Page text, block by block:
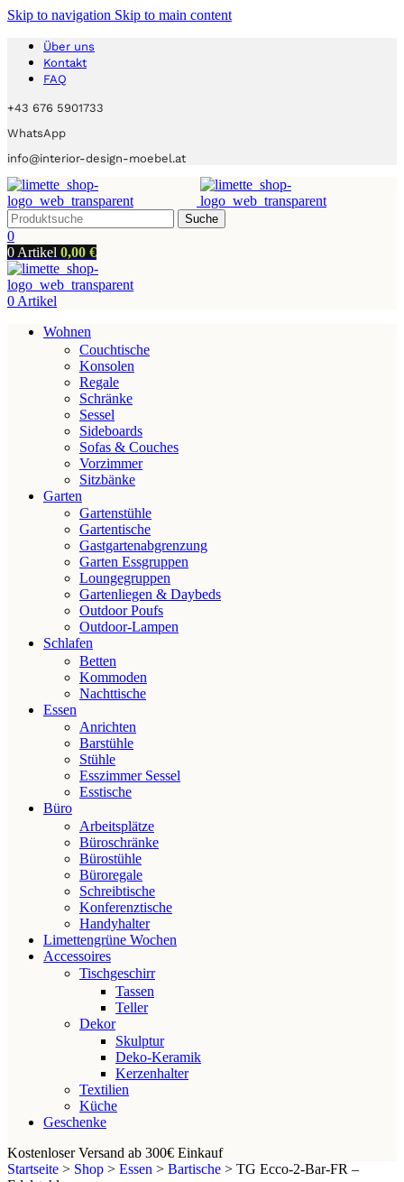
Skip to navigation Skip to main content
Über uns
Kontakt
FAQ
+43 676 5901733
WhatsApp
info@interior-design-moebel.at
Suche
0
0 Artikel 0,00 €
0 Artikel
Wohnen
Couchtische
Konsolen
Regale
Schränke
Sessel
Sideboards
Sofas & Couches
Vorzimmer
Sitzbänke
Garten
Gartenstühle
Gartentische
Gastgartenabgrenzung
Garten Essgruppen
Loungegruppen
Gartenliegen & Daybeds
Outdoor Poufs
Outdoor‑Lampen
Schlafen
Betten
Kommoden
Nachttische
Essen
Anrichten
Barstühle
Stühle
Esszimmer Sessel
Esstische
Büro
Arbeitsplätze
Büroschränke
Bürostühle
Büroregale
Schreibtische
Konferenztische
Handyhalter
Limettengrüne Wochen
Accessoires
Tischgeschirr
Tassen
Teller
Dekor
Skulptur
Deko-Keramik
Kerzenhalter
Textilien
Küche
Geschenke
Kostenloser Versand ab 300€ Einkauf
Startseite > Shop > Essen > Bartische > TG Ecco-2-Bar-FR –